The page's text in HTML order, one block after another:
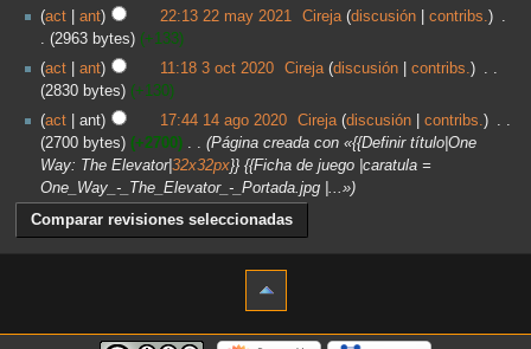
act
ant 22:13 22 may 2021 Cireja discusión contribs.
2963 bytes
+133
act
ant 11:18 3 oct 2020 Cireja discusión contribs.
2830 bytes
+130
act
ant 17:44 14 ago 2020 Cireja discusión contribs.
2700 bytes
+2700
Página creada con «{{Definir título|One
Way: The Elevator|32x32px}} {{Ficha de juego |caratula =
One_Way_-_The_Elevator_-_Portada.jpg |...»